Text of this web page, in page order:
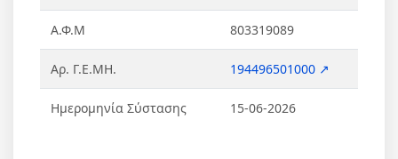
Α.Φ.Μ 803319089
Αρ. Γ.Ε.ΜΗ. 194496501000 ↗
Ημερομηνία Σύστασης 15-06-2026